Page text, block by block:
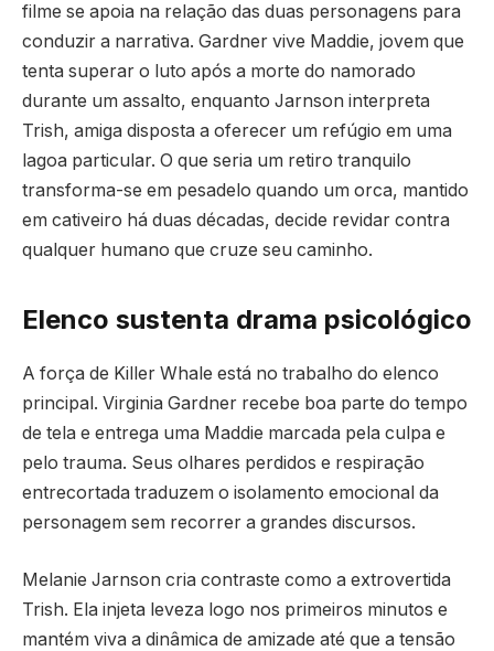
filme se apoia na relação das duas personagens para
conduzir a narrativa. Gardner vive Maddie, jovem que
tenta superar o luto após a morte do namorado
durante um assalto, enquanto Jarnson interpreta
Trish, amiga disposta a oferecer um refúgio em uma
lagoa particular. O que seria um retiro tranquilo
transforma-se em pesadelo quando um orca, mantido
em cativeiro há duas décadas, decide revidar contra
qualquer humano que cruze seu caminho.
Elenco sustenta drama psicológico
A força de Killer Whale está no trabalho do elenco
principal. Virginia Gardner recebe boa parte do tempo
de tela e entrega uma Maddie marcada pela culpa e
pelo trauma. Seus olhares perdidos e respiração
entrecortada traduzem o isolamento emocional da
personagem sem recorrer a grandes discursos.
Melanie Jarnson cria contraste como a extrovertida
Trish. Ela injeta leveza logo nos primeiros minutos e
mantém viva a dinâmica de amizade até que a tensão